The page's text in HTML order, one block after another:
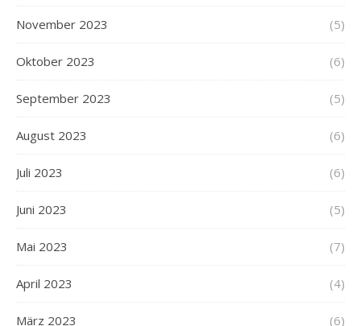
November 2023 (5)
Oktober 2023 (6)
September 2023 (5)
August 2023 (6)
Juli 2023 (6)
Juni 2023 (5)
Mai 2023 (7)
April 2023 (4)
März 2023 (6)